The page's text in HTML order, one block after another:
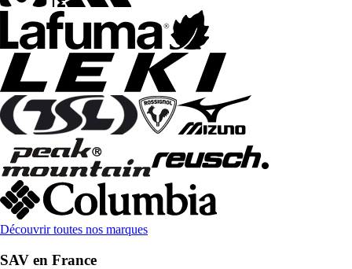
Découvrir toutes nos marques
SAV en France